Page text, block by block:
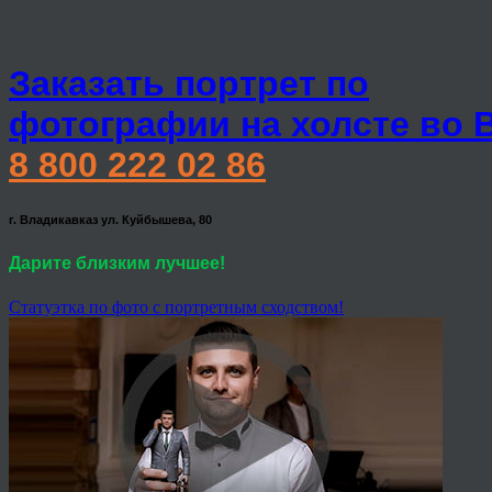
Заказать портрет по
фотографии на холсте во
8 800 222 02 86
г. Владикавказ ул. Куйбышева, 80
Дарите близким лучшее!
Статуэтка по фото с портретным сходством!